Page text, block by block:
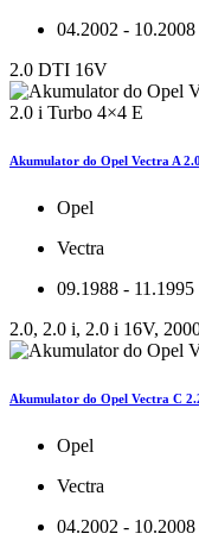
04.2002 - 10.2008
2.0 DTI 16V
Akumulator do Opel Vectra A
Opel
Vectra
09.1988 - 11.1995
2.0, 2.0 i, 2.0 i 16V,
Akumulator do Opel Vectra C
Opel
Vectra
04.2002 - 10.2008